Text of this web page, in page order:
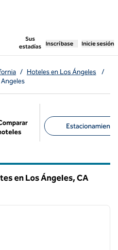
Sus
estadías
, abre una pestaña
Inscríbase Inicie sesión
/ Hoteles en Los Ángeles
/
Estacionamiento
en Los Ángeles,CA